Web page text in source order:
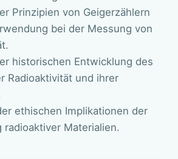
Prinzipien von Geigerzählern
bei der Messung von
historischen Entwicklung des
Radioaktivität und ihrer
ethischen Implikationen der
radioaktiver Materialien.